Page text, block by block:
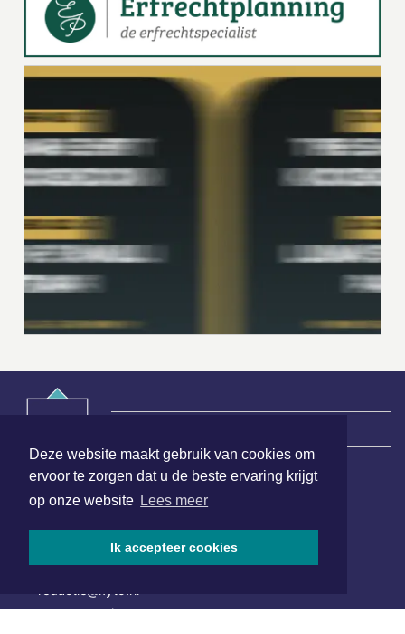
Deze website maakt gebruik van cookies om
ervoor te zorgen dat u de beste ervaring krijgt
op onze website Lees meer
Ik accepteer cookies
Hoofdvestiging:
1701 BZ Heerhugowaard
072 8200 600
www.xyto.nl